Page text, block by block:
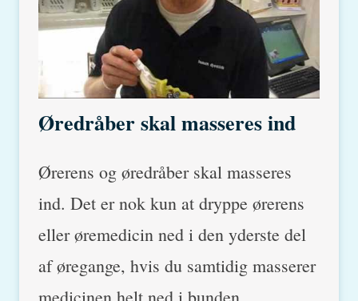
Øredråber skal masseres ind
Ørerens og øredråber skal masseres
ind. Det er nok kun at dryppe ørerens
eller øremedicin ned i den yderste del
af øregange, hvis du samtidig masserer
medicinen helt ned i bunden.